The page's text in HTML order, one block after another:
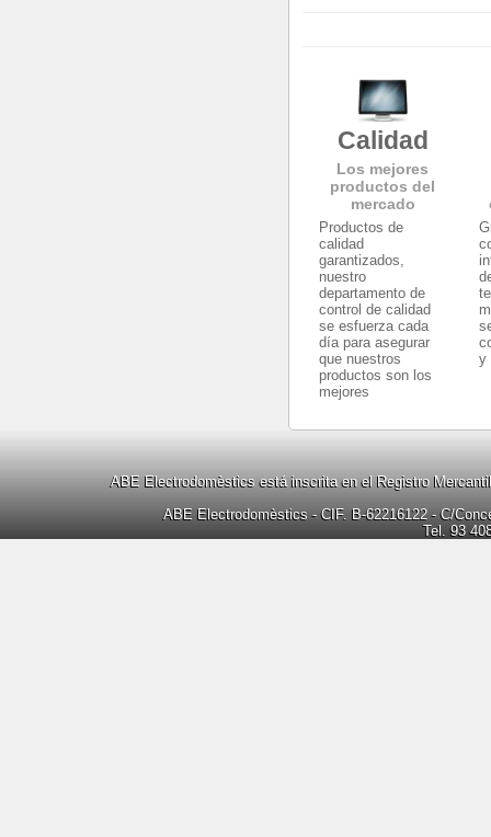
Calidad
Los mejores
productos del
mercado
Productos de
calidad
garantizados,
nuestro
departamento de
control de calidad
se esfuerza cada
día para asegurar
que nuestros
productos son los
mejores
y
ABE Electrodomèstics está inscrita en el Registro
ABE Electrodomèstics - CIF. B-62216122 - C/
Tel. 93